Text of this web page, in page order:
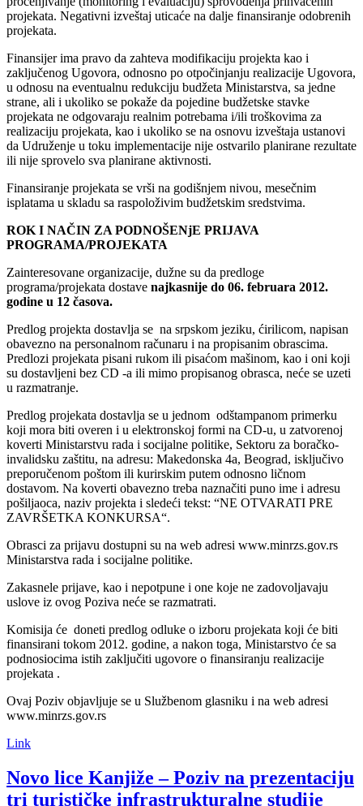
projekata. Negativni izveštaj uticaće na dalje finansiranje odobrenih
projekata.
Finansijer ima pravo da zahteva modifikaciju projekta kao i
zaključenog Ugovora, odnosno po otpočinjanju realizacije Ugovora,
u odnosu na eventualnu redukciju budžeta Ministarstva, sa jedne
strane, ali i ukoliko se pokaže da pojedine budžetske stavke
projekata ne odgovaraju realnim potrebama i/ili troškovima za
realizaciju projekata, kao i ukoliko se na osnovu izveštaja ustanovi
da Udruženje u toku implementacije nije ostvarilo planirane rezultate
ili nije sprovelo sva planirane aktivnosti.
Finansiranje projekata se vrši na godišnjem nivou, mesečnim
isplatama u skladu sa raspoloživim budžetskim sredstvima.
ROK I NAČIN ZA PODNOŠENjE PRIJAVA
PROGRAMA/PROJEKATA
Zainteresovane organizacije, dužne su da predloge
programa/projekata dostave najkasnije do 06. februara 2012.
godine u 12 časova.
Predlog projekta dostavlja se na srpskom jeziku, ćirilicom, napisan
obavezno na personalnom računaru i na propisanim obrascima.
Predlozi projekata pisani rukom ili pisaćom mašinom, kao i oni koji
su dostavljeni bez CD -a ili mimo propisanog obrasca, neće se uzeti
u razmatranje.
Predlog projekata dostavlja se u jednom odštampanom primerku
koji mora biti overen i u elektronskoj formi na CD-u, u zatvorenoj
koverti Ministarstvu rada i socijalne politike, Sektoru za boračko-
invalidsku zaštitu, na adresu: Makedonska 4a, Beograd, isključivo
preporučenom poštom ili kurirskim putem odnosno ličnom
dostavom. Na koverti obavezno treba naznačiti puno ime i adresu
pošiljaoca, naziv projekta i sledeći tekst: “NE OTVARATI PRE
ZAVRŠETKA KONKURSA“.
Obrasci za prijavu dostupni su na web adresi www.minrzs.gov.rs
Ministarstva rada i socijalne politike.
Zakasnele prijave, kao i nepotpune i one koje ne zadovoljavaju
uslove iz ovog Poziva neće se razmatrati.
Komisija će doneti predlog odluke o izboru projekata koji će biti
finansirani tokom 2012. godine, a nakon toga, Ministarstvo će sa
podnosiocima istih zaključiti ugovore o finansiranju realizacije
projekata .
Ovaj Poziv objavljuje se u Službenom glasniku i na web adresi
www.minrzs.gov.rs
Link
Novo lice Kanjiže – Poziv na prezentaciju
tri turističke infrastrukturalne studije